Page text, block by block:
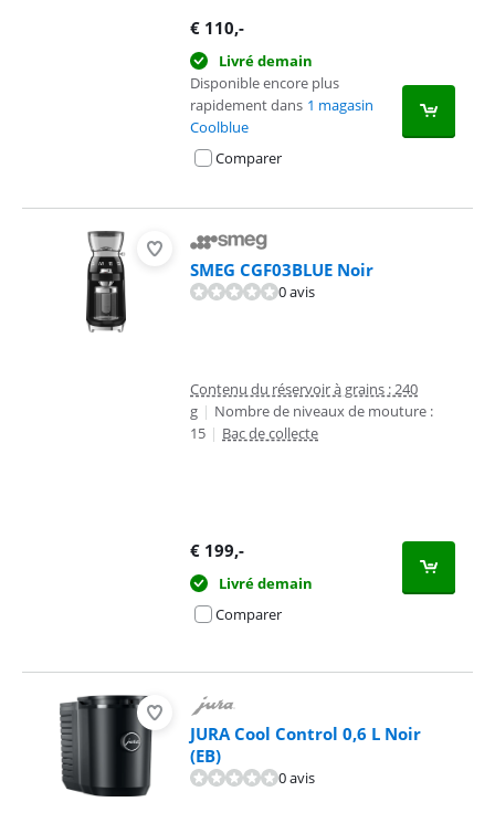
€ 110,-
Livré demain
Disponible encore plus
rapidement dans 1 magasin
Coolblue
Comparer
SMEG CGF03BLUE Noir
0 avis
Contenu du réservoir à grains : 240
g | Nombre de niveaux de mouture :
15 | Bac de collecte
€ 199,-
Livré demain
Comparer
JURA Cool Control 0,6 L Noir
(EB)
0 avis